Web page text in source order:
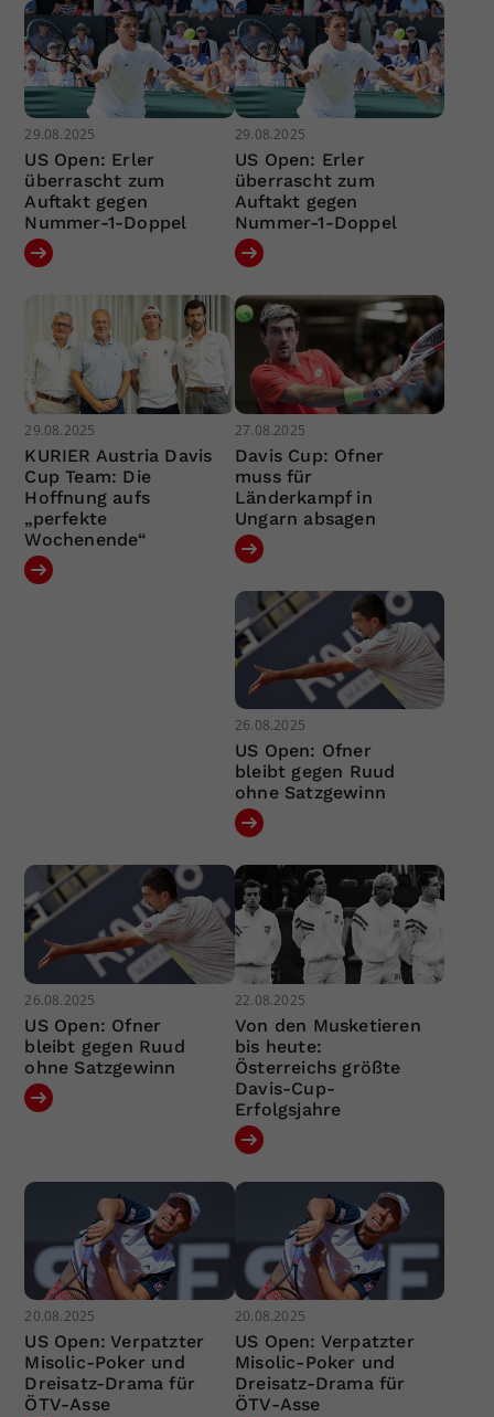
29.08.2025
US Open: Erler
überrascht zum
Auftakt gegen
Nummer-1-Doppel
29.08.2025
US Open: Erler
überrascht zum
Auftakt gegen
Nummer-1-Doppel
29.08.2025
KURIER Austria Davis
Cup Team: Die
Hoffnung aufs
„perfekte
Wochenende“
27.08.2025
Davis Cup: Ofner
muss für
Länderkampf in
Ungarn absagen
26.08.2025
US Open: Ofner
bleibt gegen Ruud
ohne Satzgewinn
26.08.2025
US Open: Ofner
bleibt gegen Ruud
ohne Satzgewinn
22.08.2025
Von den Musketieren
bis heute:
Österreichs größte
Davis-Cup-
Erfolgsjahre
20.08.2025
US Open: Verpatzter
Misolic-Poker und
Dreisatz-Drama für
ÖTV-Asse
20.08.2025
US Open: Verpatzter
Misolic-Poker und
Dreisatz-Drama für
ÖTV-Asse